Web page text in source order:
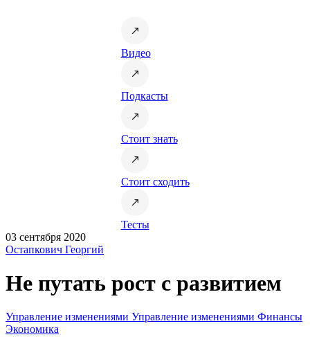
Видео
Подкасты
Стоит знать
Стоит сходить
Тесты
03 сентября 2020
Остапкович Георгий
Не путать рост с развитием
Управление изменениями Управление изменениями Финансы
Экономика